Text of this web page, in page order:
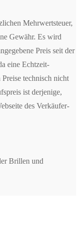
Mehrwertsteuer,
Gewähr. Es wird
Preis seit der
eine Echtzeit-
technisch nicht
ist derjenige,
des Verkäufer-
Brillen und